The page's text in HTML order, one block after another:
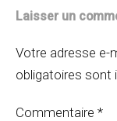
Laisser un
Votre adresse e-
obligatoires sont
Commentaire *